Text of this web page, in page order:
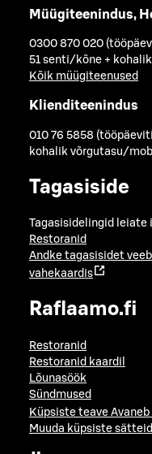
Müügiteenindus,
0300 870 020
51 senti/kõne +
Kõik müügiteenused
Klienditeenindus
010 76 5858
kohalik võrgutasu/
Tagasiside
Tagasisidelingid leiate
Restoranid
Andke tagasisidet
vahekaardis
Raflaamo.fi
Restoranid
Restoranid kaardil
Lõunasöök
Sündmused
Küpsiste teave
Muuda küpsiste sätteid